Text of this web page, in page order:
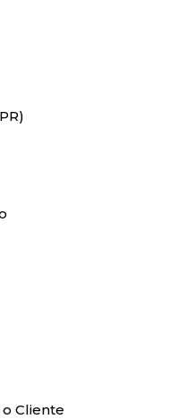
Cliente